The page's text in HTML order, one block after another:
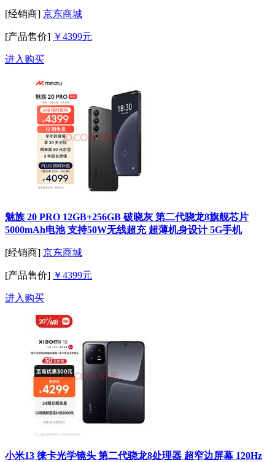
[经销商] 京东商城
[产品售价] ￥4399元
进入购买
魅族 20 PRO 12GB+256GB 破晓灰 第二代骁龙8旗舰芯片
5000mAh电池 支持50W无线超充 超薄机身设计 5G手机
[经销商] 京东商城
[产品售价] ￥4399元
进入购买
小米13 徕卡光学镜头 第二代骁龙8处理器 超窄边屏幕 120Hz